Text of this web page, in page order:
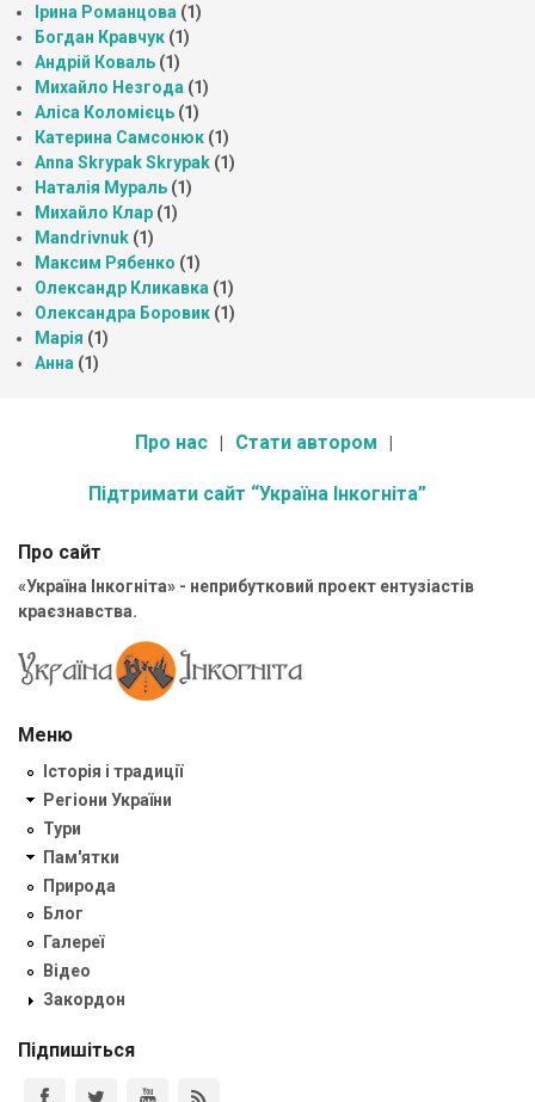
Ірина Романцова (1)
Богдан Кравчук (1)
Андрій Коваль (1)
Михайло Незгода (1)
Аліса Коломієць (1)
Катерина Самсонюк (1)
Anna Skrypak Skrypak (1)
Наталія Мураль (1)
Михайло Клар (1)
Mandrivnuk (1)
Максим Рябенко (1)
Олександр Кликавка (1)
Олександра Боровик (1)
Марія (1)
Анна (1)
Про нас Стати автором
Підтримати сайт “Україна Інкогніта”
Про сайт
«Україна Інкогніта» - неприбутковий проект ентузіастів
краєзнавства.
Меню
Історія і традиції
Регіони України
Тури
Пам'ятки
Природа
Блог
Галереї
Відео
Закордон
Підпишіться